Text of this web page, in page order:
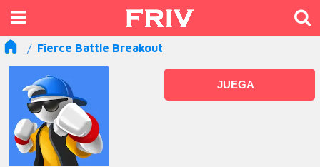
Fierce Battle Breakout
JUEGA